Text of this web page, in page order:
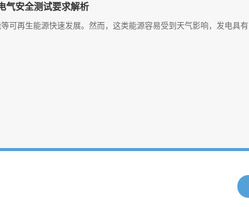
气安全测试要求解析
可再生能源快速发展。然而，这类能源容易受到天气影响，发电具有